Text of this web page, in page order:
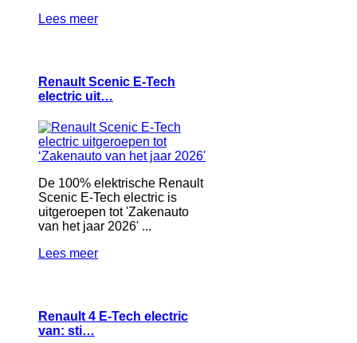
Lees meer
Renault Scenic E-Tech
electric uit…
De 100% elektrische Renault
Scenic E-Tech electric is
uitgeroepen tot 'Zakenauto
van het jaar 2026' ...
Lees meer
Renault 4 E-Tech electric
van: sti…